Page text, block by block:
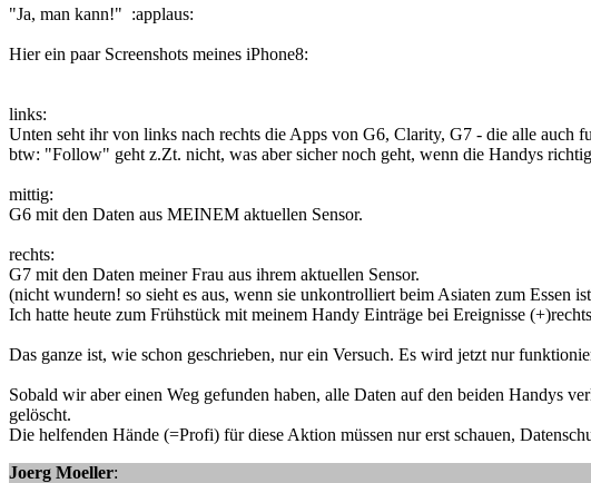
"Ja, man kann!" :applaus:
Hier ein paar Screenshots meines iPhone8:
links:
Unten seht ihr von links nach rechts die Apps von G6, Clarity, G7 - die alle auch
btw: "Follow" geht z.Zt. nicht, was aber sicher noch geht, wenn die Handys
mittig:
G6 mit den Daten aus MEINEM aktuellen Sensor.
rechts:
G7 mit den Daten meiner Frau aus ihrem aktuellen Sensor.
(nicht wundern! so sieht es aus, wenn sie unkontrolliert beim Asiaten zum Essen
Ich hatte heute zum Frühstück mit meinem Handy Einträge bei Ereignisse
Das ganze ist, wie schon geschrieben, nur ein Versuch. Es wird jetzt nur
Sobald wir aber einen Weg gefunden haben, alle Daten auf den beiden Handys
gelöscht.
Die helfenden Hände (=Profi) für diese Aktion müssen nur erst schauen,
Joerg Moeller: